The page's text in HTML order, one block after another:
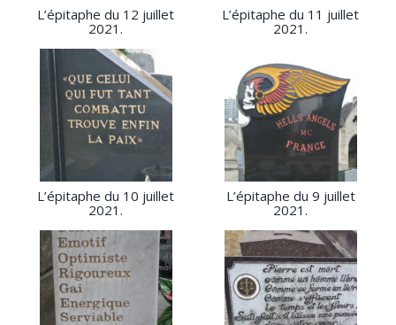
L’épitaphe du 12 juillet
2021.
L’épitaphe du 11 juillet
2021.
L’épitaphe du 10 juillet
2021.
L’épitaphe du 9 juillet
2021.